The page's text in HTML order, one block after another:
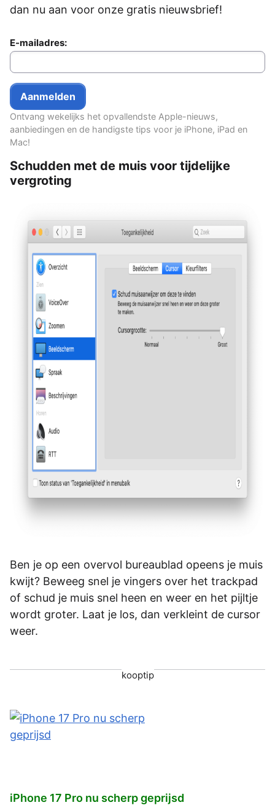
dan nu aan voor onze gratis nieuwsbrief!
E-mailadres:
Ontvang wekelijks het opvallendste Apple-nieuws,
aanbiedingen en de handigste tips voor je iPhone, iPad en
Mac!
Schudden met de muis voor tijdelijke
vergroting
Ben je op een overvol bureaublad opeens je muis
kwijt? Beweeg snel je vingers over het trackpad
of schud je muis snel heen en weer en het pijltje
wordt groter. Laat je los, dan verkleint de cursor
weer.
kooptip
iPhone 17 Pro nu scherp geprijsd